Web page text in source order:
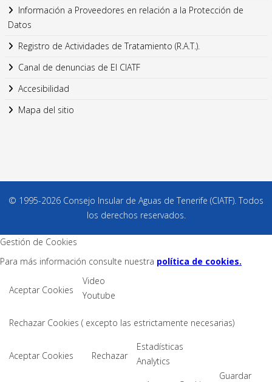
Información a Proveedores en relación a la Protección de
Datos
Registro de Actividades de Tratamiento (R.A.T.).
Canal de denuncias de El CIATF
Accesibilidad
Mapa del sitio
© 1995-2026 Consejo Insular de Aguas de Tenerife (CIATF). Todos
los derechos reservados.
Gestión de Cookies
Para más información consulte nuestra política de cookies.
Aceptar Cookies
Rechazar Cookies ( excepto las estrictamente necesarias)
Video
Youtube
Aceptar Cookies Rechazar
Estadísticas
Analytics
Guardar